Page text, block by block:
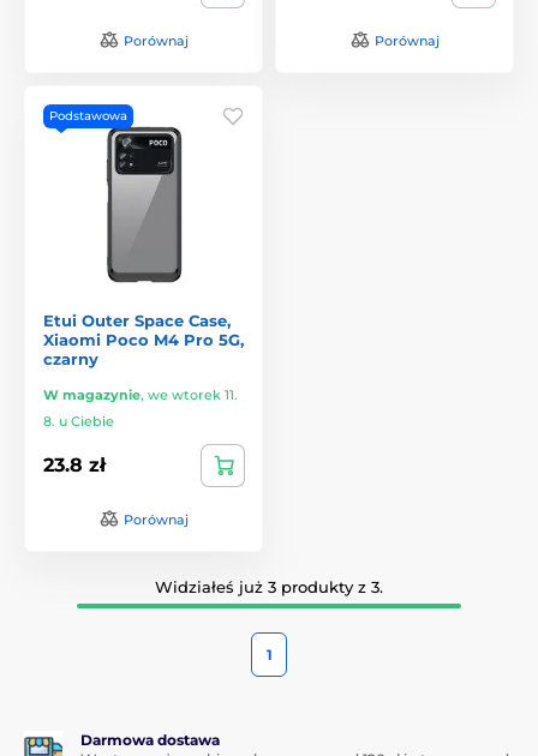
Porównaj Porównaj
Podstawowa
Etui Outer Space Case,
Xiaomi Poco M4 Pro 5G,
czarny
W magazynie, we wtorek 11.
8. u Ciebie
23.8 zł
Porównaj
Widziałeś już 3 produkty z 3.
1
Darmowa dostawa